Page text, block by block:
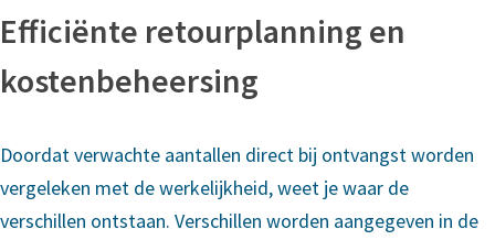
Efficiënte retourplanning en
kostenbeheersing
Doordat verwachte aantallen direct bij ontvangst worden
vergeleken met de werkelijkheid, weet je waar de
verschillen ontstaan. Verschillen worden aangegeven in de